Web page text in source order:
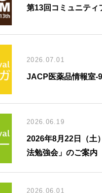
第13回コミュニティ
2026.07.01
JACP医薬品情報室-
2026.06.19
2026年8月22日（土
法勉強会」のご案内
2026.06.01